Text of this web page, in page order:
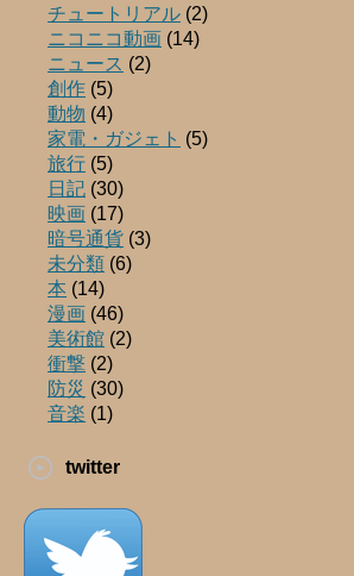
チュートリアル (2)
ニコニコ動画 (14)
ニュース (2)
創作 (5)
動物 (4)
家電・ガジェト (5)
旅行 (5)
日記 (30)
映画 (17)
暗号通貨 (3)
未分類 (6)
本 (14)
漫画 (46)
美術館 (2)
衝撃 (2)
防災 (30)
音楽 (1)
twitter